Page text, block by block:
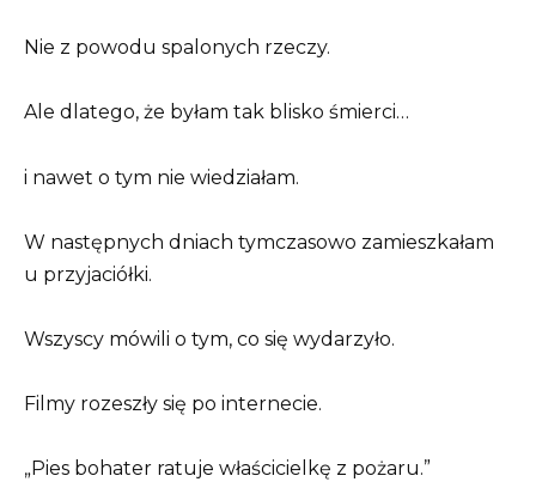
Nie z powodu spalonych rzeczy.
Ale dlatego, że byłam tak blisko śmierci…
i nawet o tym nie wiedziałam.
W następnych dniach tymczasowo zamieszkałam
u przyjaciółki.
Wszyscy mówili o tym, co się wydarzyło.
Filmy rozeszły się po internecie.
„Pies bohater ratuje właścicielkę z pożaru.”